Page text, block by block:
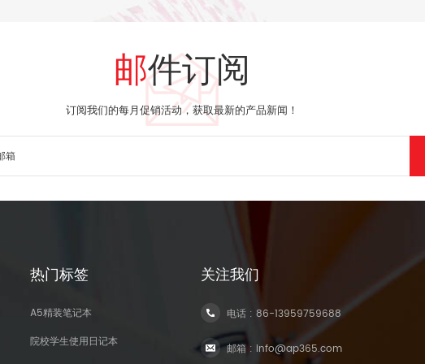
邮件订阅
订阅我们的每月促销活动，获取最新的产品新闻！
热门标签
A5精装笔记本
院校学生使用日记本
关注我们
电话 :86-13959759688
邮箱 : info@ap365.com